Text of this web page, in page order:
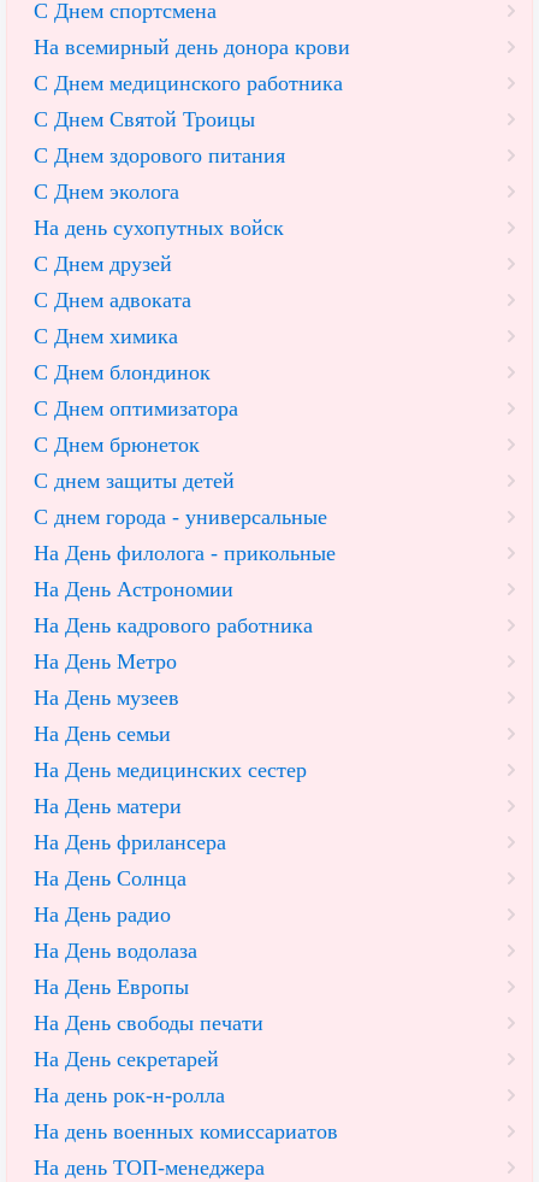
С Днем спортсмена
На всемирный день донора крови
С Днем медицинского работника
С Днем Святой Троицы
С Днем здорового питания
С Днем эколога
На день сухопутных войск
С Днем друзей
С Днем адвоката
С Днем химика
С Днем блондинок
С Днем оптимизатора
С Днем брюнеток
С днем защиты детей
С днем города - универсальные
На День филолога - прикольные
На День Астрономии
На День кадрового работника
На День Метро
На День музеев
На День семьи
На День медицинских сестер
На День матери
На День фрилансера
На День Солнца
На День радио
На День водолаза
На День Европы
На День свободы печати
На День секретарей
На день рок-н-ролла
На день военных комиссариатов
На день ТОП-менеджера